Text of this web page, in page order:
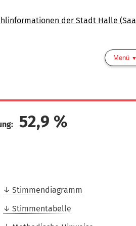
der Stadt Halle
Menü
52,9 %
Stimmendiagramm
Stimmentabelle